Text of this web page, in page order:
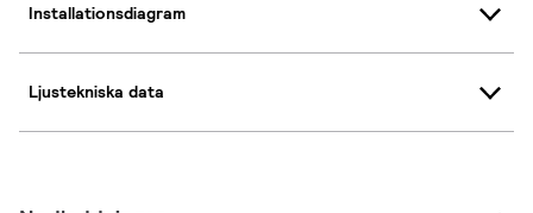
Installationsdiagram
Ljustekniska data